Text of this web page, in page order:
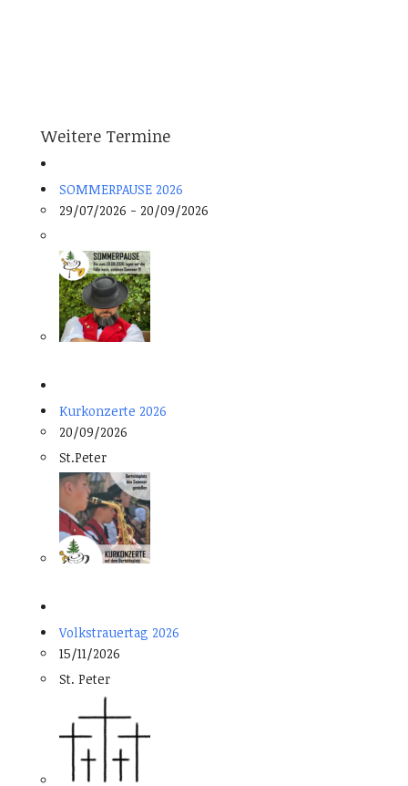
Weitere Termine
SOMMERPAUSE 2026
29/07/2026 - 20/09/2026
Kurkonzerte 2026
20/09/2026
St.Peter
Volkstrauertag 2026
15/11/2026
St. Peter